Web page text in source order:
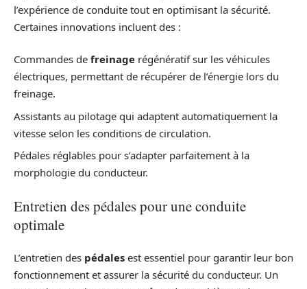
l’expérience de conduite tout en optimisant la sécurité.
Certaines innovations incluent des :
Commandes de freinage régénératif sur les véhicules
électriques, permettant de récupérer de l’énergie lors du
freinage.
Assistants au pilotage qui adaptent automatiquement la
vitesse selon les conditions de circulation.
Pédales réglables pour s’adapter parfaitement à la
morphologie du conducteur.
Entretien des pédales pour une conduite
optimale
L’entretien des pédales est essentiel pour garantir leur bon
fonctionnement et assurer la sécurité du conducteur. Un